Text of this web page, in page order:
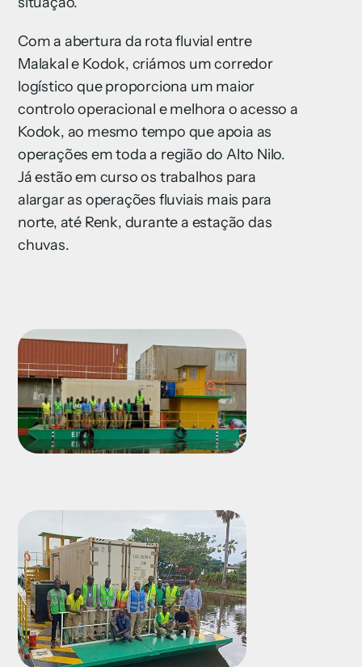
Com a abertura da rota fluvial entre
Malakal e Kodok, criámos um corredor
logístico que proporciona um maior
controlo operacional e melhora o acesso a
Kodok, ao mesmo tempo que apoia as
operações em toda a região do Alto Nilo.
Já estão em curso os trabalhos para
alargar as operações fluviais mais para
norte, até Renk, durante a estação das
chuvas.